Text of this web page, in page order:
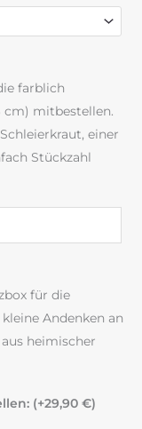
farblich
cm) mitbestellen.
einer
Stückzahl
für die
Andenken an
heimischer
(+29,90 €)